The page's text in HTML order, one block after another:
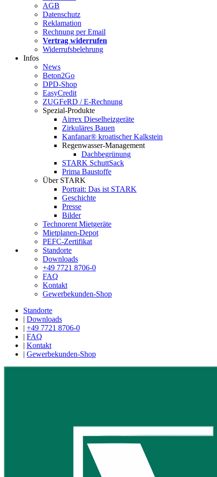
AGB
Datenschutz
Reklamation
Rechnung per Email
Vertrag widerrufen
Widerrufsbelehrung
Infos
News
Beton2Go
DPD-Shop
EasyCredit
ZUGFeRD / E-Rechnung
Spezial-Produkte
Airrex Dieselheizgeräte
Zirkuläres Bauen
Kanfanar® kroatischer Kalkstein
Regenwasser-Management
Dachbegrünung
STARK SchuttSack
Prima Baustoffe
Über STARK
Portrait: Das ist STARK
Geschichte
Presse
Bilder
Technorent Mietgeräte
Mietplanen-Depot
PEFC-Zertifikat
Standorte
Downloads
+49 7721 8706-0
FAQ
Kontakt
Gewerbekunden-Shop
Standorte
| Downloads
| +49 7721 8706-0
| FAQ
| Kontakt
| Gewerbekunden-Shop